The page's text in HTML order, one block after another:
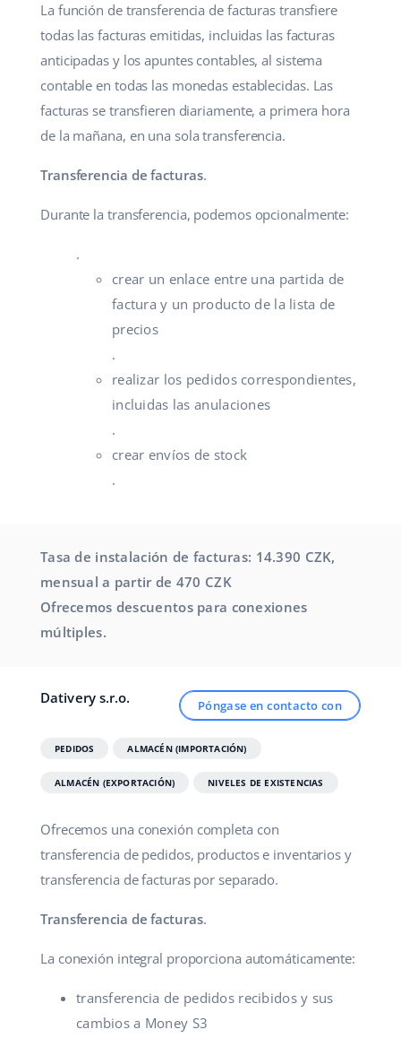
La función de transferencia de facturas transfiere
todas las facturas emitidas, incluidas las facturas
anticipadas y los apuntes contables, al sistema
contable en todas las monedas establecidas. Las
facturas se transfieren diariamente, a primera hora
de la mañana, en una sola transferencia.
Transferencia de facturas.
Durante la transferencia, podemos opcionalmente:
.
crear un enlace entre una partida de
factura y un producto de la lista de
precios
.
realizar los pedidos correspondientes,
incluidas las anulaciones
.
crear envíos de stock
.
Tasa de instalación de facturas: 14.390 CZK,
mensual a partir de 470 CZK
Ofrecemos descuentos para conexiones
múltiples.
Dativery s.r.o. Póngase en contacto con
PEDIDOS ALMACÉN (IMPORTACIÓN)
ALMACÉN (EXPORTACIÓN) NIVELES DE EXISTENCIAS
Ofrecemos una conexión completa con
transferencia de pedidos, productos e inventarios y
transferencia de facturas por separado.
Transferencia de facturas.
La conexión integral proporciona automáticamente:
transferencia de pedidos recibidos y sus
cambios a Money S3